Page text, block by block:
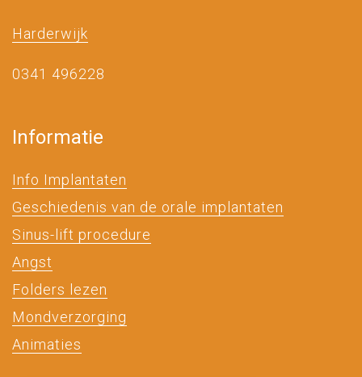
Harderwijk
0341 496228
Informatie
Info Implantaten
Geschiedenis van de orale implantaten
Sinus-lift procedure
Angst
Folders lezen
Mondverzorging
Animaties